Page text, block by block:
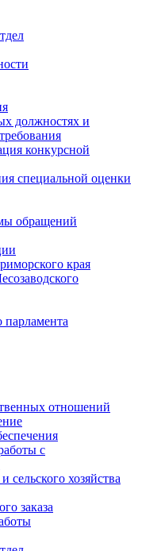
должностях и
конкурсной
специальной оценки
обращений
края
парламента
отношений
с
сельского хозяйства
заказа